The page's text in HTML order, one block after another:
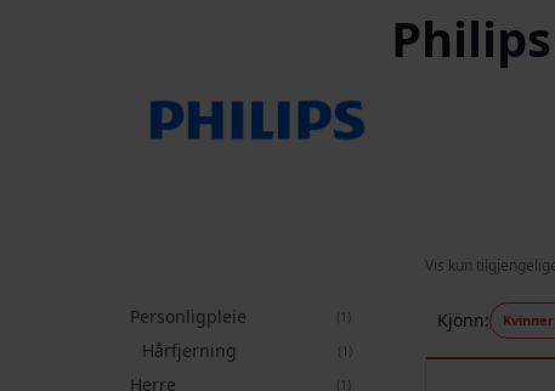
Philips
Personligpleie 1 produkt
Hårfjerning 1 produkt
Herre 1 produkt
Vis kun
Kjönn Kvinner